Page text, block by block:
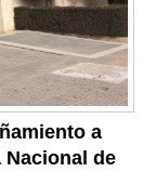
a
de